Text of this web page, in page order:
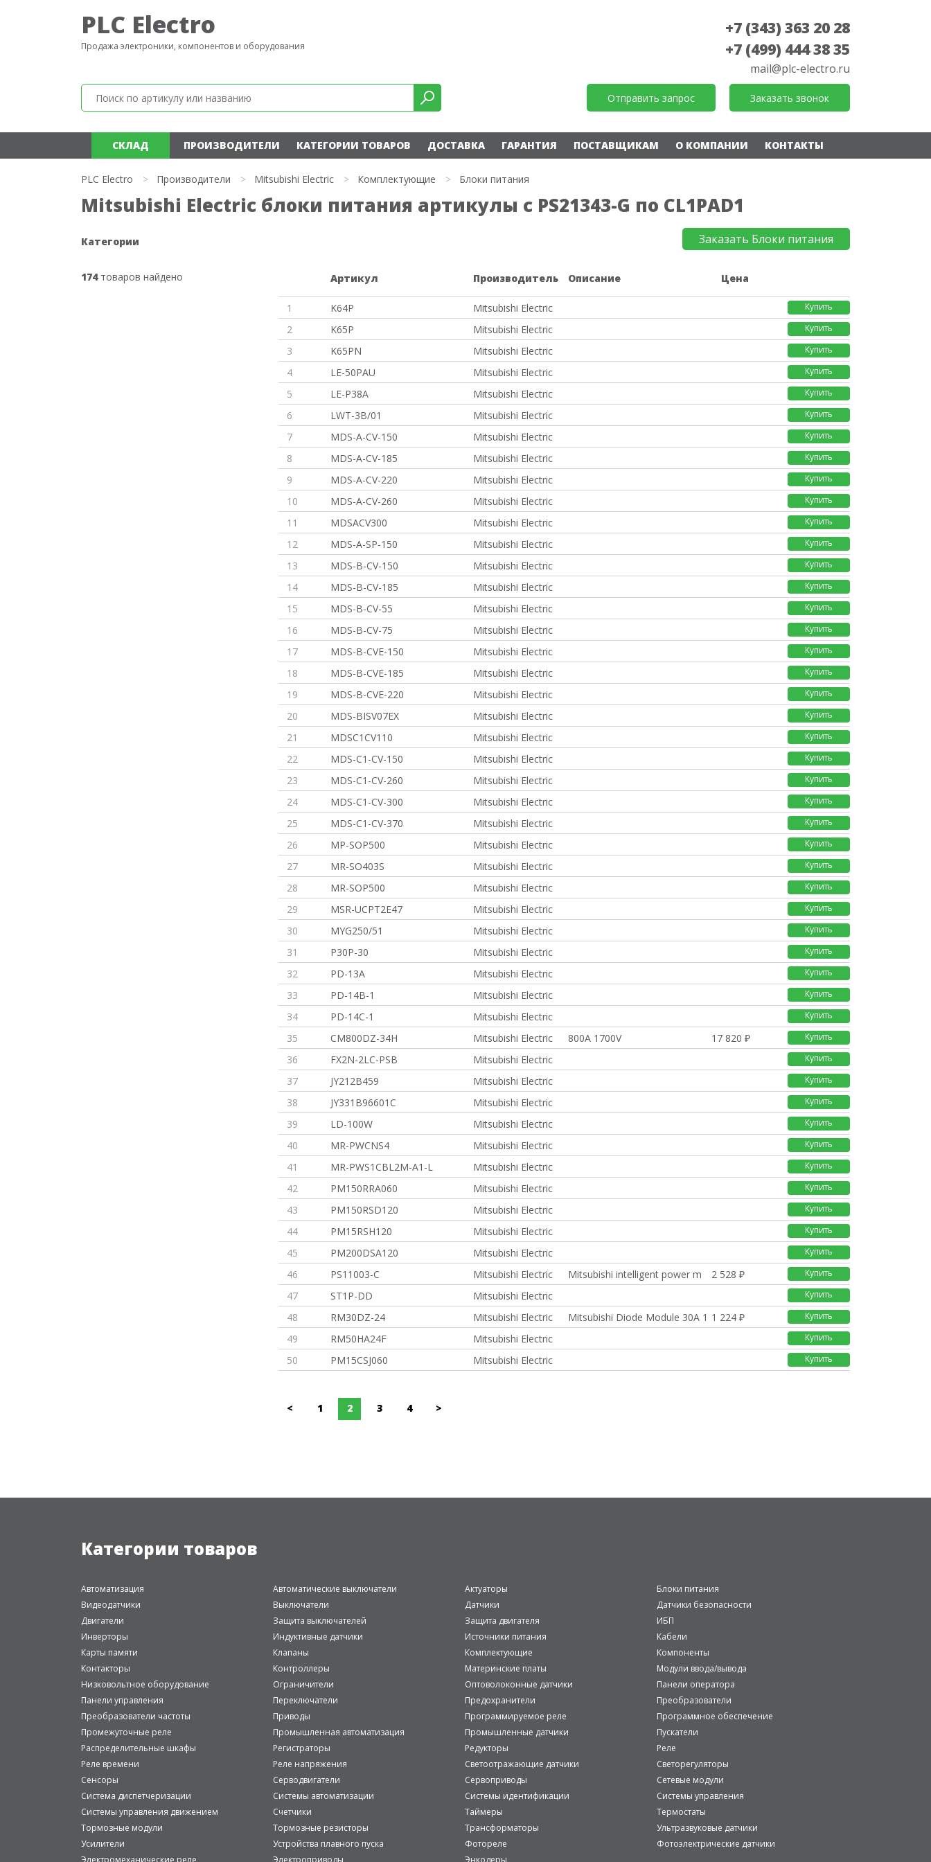
PLC Electro
Продажа электроники, компонентов и оборудования
+7 (343) 363 20 28
+7 (499) 444 38 35
mail@plc-electro.ru
Отправить запрос Заказать звонок
СКЛАД ПРОИЗВОДИТЕЛИ КАТЕГОРИИ ТОВАРОВ ДОСТАВКА ГАРАНТИЯ ПОСТАВЩИКАМ О КОМПАНИИ КОНТАКТЫ
PLC Electro > Производители > Mitsubishi Electric > Комплектующие > Блоки питания
Mitsubishi Electric блоки питания артикулы с PS21343-G по CL1PAD1
Категории
174товаров найдено
Заказать Блоки питания
Артикул Производитель Описание Цена
1 K64P Mitsubishi Electric Купить
2 K65P Mitsubishi Electric Купить
3 K65PN Mitsubishi Electric Купить
4 LE-50PAU Mitsubishi Electric Купить
5 LE-P38A Mitsubishi Electric Купить
6 LWT-3B/01 Mitsubishi Electric Купить
7 MDS-A-CV-150 Mitsubishi Electric Купить
8 MDS-A-CV-185 Mitsubishi Electric Купить
9 MDS-A-CV-220 Mitsubishi Electric Купить
10 MDS-A-CV-260 Mitsubishi Electric Купить
11 MDSACV300 Mitsubishi Electric Купить
12 MDS-A-SP-150 Mitsubishi Electric Купить
13 MDS-B-CV-150 Mitsubishi Electric Купить
14 MDS-B-CV-185 Mitsubishi Electric Купить
15 MDS-B-CV-55 Mitsubishi Electric Купить
16 MDS-B-CV-75 Mitsubishi Electric Купить
17 MDS-B-CVE-150 Mitsubishi Electric Купить
18 MDS-B-CVE-185 Mitsubishi Electric Купить
19 MDS-B-CVE-220 Mitsubishi Electric Купить
20 MDS-BISV07EX Mitsubishi Electric Купить
21 MDSC1CV110 Mitsubishi Electric Купить
22 MDS-C1-CV-150 Mitsubishi Electric Купить
23 MDS-C1-CV-260 Mitsubishi Electric Купить
24 MDS-C1-CV-300 Mitsubishi Electric Купить
25 MDS-C1-CV-370 Mitsubishi Electric Купить
26 MP-SOP500 Mitsubishi Electric Купить
27 MR-SO403S Mitsubishi Electric Купить
28 MR-SOP500 Mitsubishi Electric Купить
29 MSR-UCPT2E47 Mitsubishi Electric Купить
30 MYG250/51 Mitsubishi Electric Купить
31 P30P-30 Mitsubishi Electric Купить
32 PD-13A Mitsubishi Electric Купить
33 PD-14B-1 Mitsubishi Electric Купить
34 PD-14C-1 Mitsubishi Electric Купить
35 CM800DZ-34H Mitsubishi Electric 800A 1700V 17 820 ₽ Купить
36 FX2N-2LC-PSB Mitsubishi Electric Купить
37 JY212B459 Mitsubishi Electric Купить
38 JY331B96601C Mitsubishi Electric Купить
39 LD-100W Mitsubishi Electric Купить
40 MR-PWCNS4 Mitsubishi Electric Купить
41 MR-PWS1CBL2M-A1-L Mitsubishi Electric Купить
42 PM150RRA060 Mitsubishi Electric Купить
43 PM150RSD120 Mitsubishi Electric Купить
44 PM15RSH120 Mitsubishi Electric Купить
45 PM200DSA120 Mitsubishi Electric Купить
46 PS11003-C Mitsubishi Electric Mitsubishi intelligent power m 2 528 ₽ Купить
47 ST1P-DD Mitsubishi Electric Купить
48 RM30DZ-24 Mitsubishi Electric Mitsubishi Diode Module 30A 121 224 ₽ Купить
49 RM50HA24F Mitsubishi Electric Купить
50 PM15CSJ060 Mitsubishi Electric Купить
< 1 2 3 4 >
Категории товаров
Автоматизация Автоматические выключатели Актуаторы
Блоки питания
Видеодатчики
Выключатели Датчики
Датчики безопасности
Двигатели
Защита выключателей Защита двигателя
ИБП
Инверторы
Индуктивные датчики Источники питания
Кабели
Карты памяти
Клапаны Комплектующие
Компоненты
Контакторы
Контроллеры Материнские платы
Модули ввода/вывода
Низковольтное оборудование
Ограничители Оптоволоконные датчики
Панели оператора
Панели управления
Переключатели Предохранители
Преобразователи
Преобразователи частоты
Приводы Программируемое реле
Программное обеспечение
Промежуточные реле
Промышленная автоматизация Промышленные датчики
Пускатели
Распределительные шкафы
Регистраторы Редукторы
Реле
Реле времени
Реле напряжения Светоотражающие датчики
Светорегуляторы
Сенсоры
Серводвигатели Сервоприводы
Сетевые модули
Система диспетчеризации
Системы автоматизации Системы идентификации
Системы управления
Системы управления движением
Счетчики Таймеры
Термостаты
Тормозные модули
Тормозные резисторы Трансформаторы
Ультразвуковые датчики
Усилители
Устройства плавного пуска Фотореле
Фотоэлектрические датчики
Электромеханические реле
Электроприводы Энкодеры